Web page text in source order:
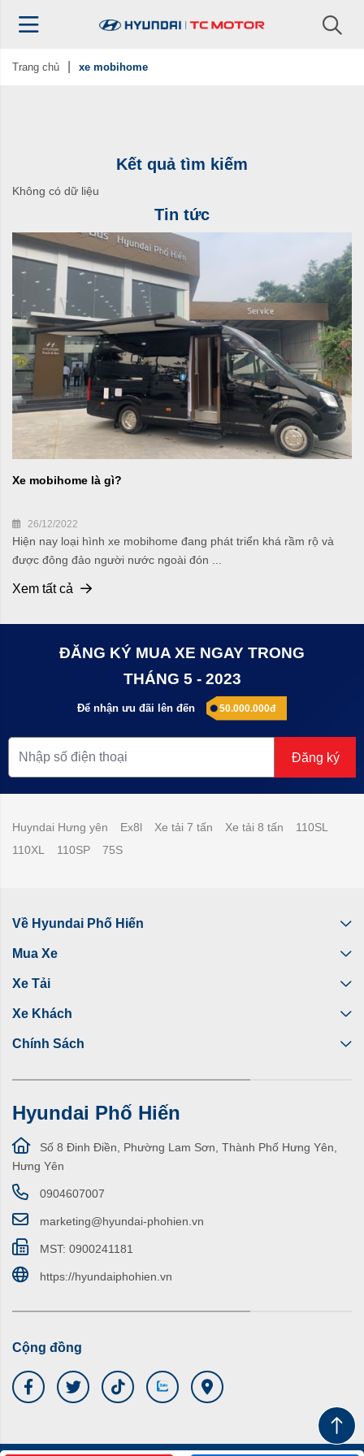
Trang chủ xe mobihome
Kết quả tìm kiếm
Không có dữ liệu
Tin tức
Xe mobihome là gì?
26/12/2022
Hiện nay loại hình xe mobihome đang phát triển khá rầm rộ và
được đông đảo người nước ngoài đón ...
Xem tất cả
ĐĂNG KÝ MUA XE NGAY TRONG
THÁNG 5 - 2023
Để nhận ưu đãi lên đến 50.000.000đ
Đăng ký
Huyndai Hưng yên Ex8l Xe tải 7 tấn Xe tải 8 tấn
110SL
110XL
110SP 75S
Về Hyundai Phố Hiến
Mua Xe
Xe Tải
Xe Khách
Chính Sách
Hyundai Phố Hiến
Số 8 Đinh Điền, Phường Lam Sơn, Thành Phố Hưng Yên,
Hưng Yên
0904607007
marketing@hyundai-phohien.vn
MST: 0900241181
https://hyundaiphohien.vn
Cộng đồng